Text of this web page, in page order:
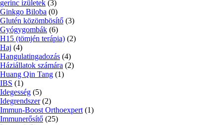
gerinc izületek (3)
Ginkgo Biloba (0)
Glutén közömbösítő (3)
Gyógygombák (6)
H15 (tömjén terápia) (2)
Haj (4)
Hangulatingadozás (4)
Háziállatok számára (2)
Huang Qin Tang (1)
IBS (1)
Idegesség (5)
Idegrendszer (2)
Immun-Boost Orthoexpert (1)
Immunerősítő (25)